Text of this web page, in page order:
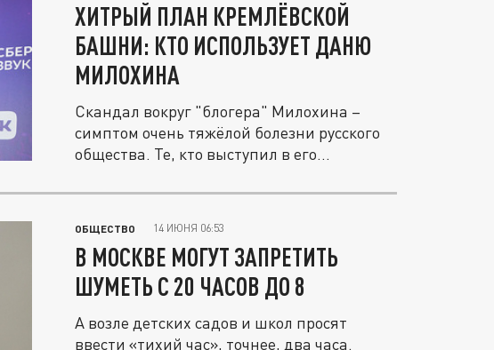
ХИТРЫЙ ПЛАН КРЕМЛЁВСКОЙ
БАШНИ: КТО ИСПОЛЬЗУЕТ ДАНЮ
МИЛОХИНА
Скандал вокруг "блогера" Милохина –
симптом очень тяжёлой болезни русского
общества. Те, кто выступил в его...
ОБЩЕСТВО 14 ИЮНЯ 06:53
В МОСКВЕ МОГУТ ЗАПРЕТИТЬ
ШУМЕТЬ С 20 ЧАСОВ ДО 8
А возле детских садов и школ просят
ввести «тихий час», точнее, два часа.